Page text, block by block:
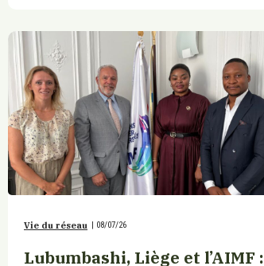
Vie du réseau | 08/07/26
Lubumbashi, Liège et l’AIMF :